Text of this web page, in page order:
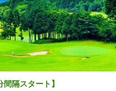
間隔スタート】